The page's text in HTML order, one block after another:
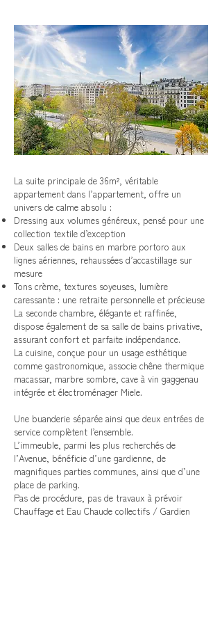
La suite principale de 36m², véritable
appartement dans l’appartement, offre un
univers de calme absolu :
Dressing aux volumes généreux, pensé pour une
collection textile d’exception
Deux salles de bains en marbre portoro aux
lignes aériennes, rehaussées d’accastillage sur
mesure
Tons crème, textures soyeuses, lumière
caressante : une retraite personnelle et précieuse
La seconde chambre, élégante et raffinée,
dispose également de sa salle de bains privative,
assurant confort et parfaite indépendance.
La cuisine, conçue pour un usage esthétique
comme gastronomique, associe chêne thermique
macassar, marbre sombre, cave à vin gaggenau
intégrée et électroménager Miele.
Une buanderie séparée ainsi que deux entrées de
service complètent l’ensemble.
L’immeuble, parmi les plus recherchés de
l’Avenue, bénéficie d’une gardienne, de
magnifiques parties communes, ainsi que d’une
place de parking.
Pas de procédure, pas de travaux à prévoir
Chauffage et Eau Chaude collectifs / Gardien